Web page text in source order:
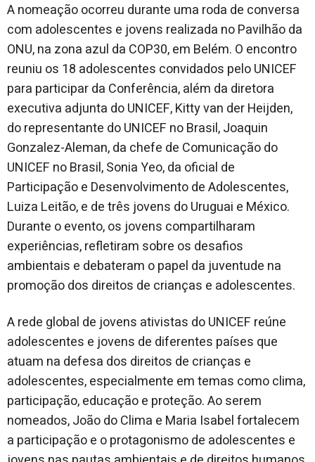
A nomeação ocorreu durante uma roda de conversa
com adolescentes e jovens realizada no Pavilhão da
ONU, na zona azul da COP30, em Belém. O encontro
reuniu os 18 adolescentes convidados pelo UNICEF
para participar da Conferência, além da diretora
executiva adjunta do UNICEF, Kitty van der Heijden,
do representante do UNICEF no Brasil, Joaquin
Gonzalez-Aleman, da chefe de Comunicação do
UNICEF no Brasil, Sonia Yeo, da oficial de
Participação e Desenvolvimento de Adolescentes,
Luiza Leitão, e de três jovens do Uruguai e México.
Durante o evento, os jovens compartilharam
experiências, refletiram sobre os desafios
ambientais e debateram o papel da juventude na
promoção dos direitos de crianças e adolescentes.
A rede global de jovens ativistas do UNICEF reúne
adolescentes e jovens de diferentes países que
atuam na defesa dos direitos de crianças e
adolescentes, especialmente em temas como clima,
participação, educação e proteção. Ao serem
nomeados, João do Clima e Maria Isabel fortalecem
a participação e o protagonismo de adolescentes e